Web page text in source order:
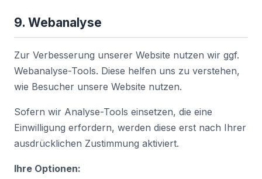
9. Webanalyse
Zur Verbesserung unserer Website nutzen wir ggf.
Webanalyse-Tools. Diese helfen uns zu verstehen,
wie Besucher unsere Website nutzen.
Sofern wir Analyse-Tools einsetzen, die eine
Einwilligung erfordern, werden diese erst nach Ihrer
ausdrücklichen Zustimmung aktiviert.
Ihre Optionen: